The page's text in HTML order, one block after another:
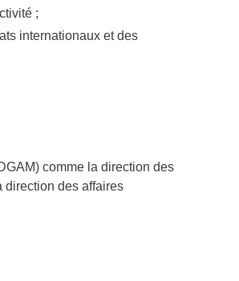
;
internationaux et des
comme la direction des
direction des affaires